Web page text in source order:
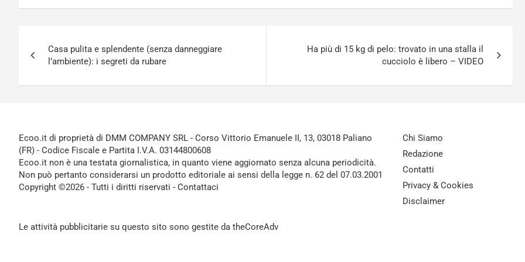
articoli
Casa pulita e splendente (senza danneggiare
l’ambiente): i segreti da rubare
Ha più di 15 kg di pelo: trovato in una stalla il
cucciolo è libero – VIDEO
Ecoo.it di proprietà di DMM COMPANY SRL - Corso Vittorio Emanuele II, 13, 03018 Paliano
(FR) - Codice Fiscale e Partita I.V.A. 03144800608
Ecoo.it non è una testata giornalistica, in quanto viene aggiornato senza alcuna periodicità.
Non può pertanto considerarsi un prodotto editoriale ai sensi della legge n. 62 del 07.03.2001
Copyright ©2026 - Tutti i diritti riservati - Contattaci
Le attività pubblicitarie su questo sito sono gestite da theCoreAdv
Chi Siamo
Redazione
Contatti
Privacy & Cookies
Disclaimer